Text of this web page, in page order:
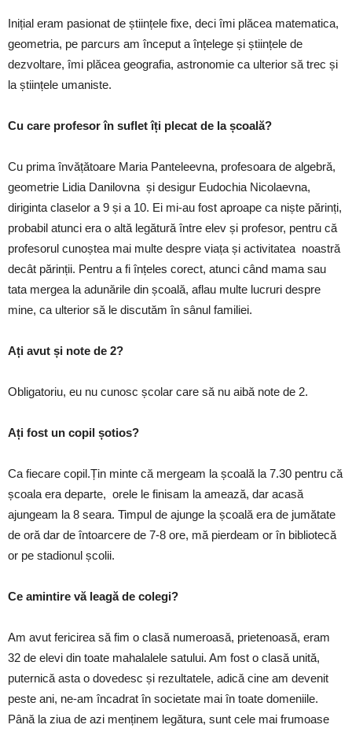
Inițial eram pasionat de științele fixe, deci îmi plăcea matematica,
geometria, pe parcurs am început a înțelege și științele de
dezvoltare, îmi plăcea geografia, astronomie ca ulterior să trec și
la științele umaniste.
Cu care profesor în suflet îți plecat de la școală?
Cu prima învățătoare Maria Panteleevna, profesoara de algebră,
geometrie Lidia Danilovna și desigur Eudochia Nicolaevna,
diriginta claselor a 9 și a 10. Ei mi-au fost aproape ca niște părinți,
probabil atunci era o altă legătură între elev și profesor, pentru că
profesorul cunoștea mai multe despre viața și activitatea noastră
decât părinții. Pentru a fi înțeles corect, atunci când mama sau
tata mergea la adunările din școală, aflau multe lucruri despre
mine, ca ulterior să le discutăm în sânul familiei.
Ați avut și note de 2?
Obligatoriu, eu nu cunosc școlar care să nu aibă note de 2.
Ați fost un copil șotios?
Ca fiecare copil.Țin minte că mergeam la școală la 7.30 pentru că
școala era departe, orele le finisam la amează, dar acasă
ajungeam la 8 seara. Timpul de ajunge la școală era de jumătate
de oră dar de întoarcere de 7-8 ore, mă pierdeam or în bibliotecă
or pe stadionul școlii.
Ce amintire vă leagă de colegi?
Am avut fericirea să fim o clasă numeroasă, prietenoasă, eram
32 de elevi din toate mahalalele satului. Am fost o clasă unită,
puternică asta o dovedesc și rezultatele, adică cine am devenit
peste ani, ne-am încadrat în societate mai în toate domeniile.
Până la ziua de azi menținem legătura, sunt cele mai frumoase